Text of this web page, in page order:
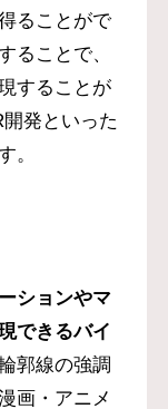
ることがで
ることで、
することが
発といった
。
ションやマ
できるバイ
郭線の強調
画・アニメ